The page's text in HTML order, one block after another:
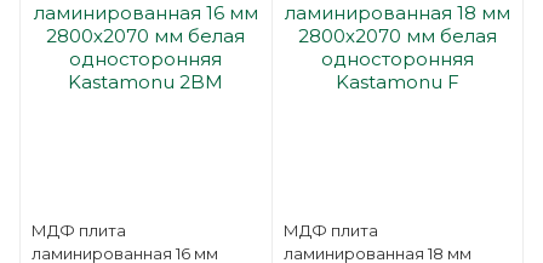
МДФ плита
ламинированная 16 мм
МДФ плита
ламинированная 18 мм